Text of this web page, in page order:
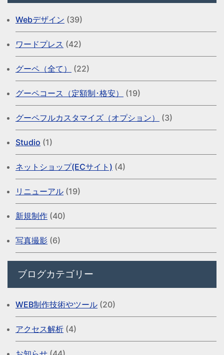
Webデザイン (39)
ワードプレス (42)
グーペ（全て） (22)
グーペコース（定額制･格安） (19)
グーペフルカスタマイズ（オプション） (3)
Studio (1)
ネットショップ(ECサイト) (4)
リニューアル (19)
新規制作 (40)
写真撮影 (6)
ブログカテゴリー
WEB制作技術やツール (20)
アクセス解析 (4)